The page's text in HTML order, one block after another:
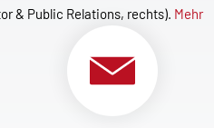
& Public Relations, rechts). Mehr